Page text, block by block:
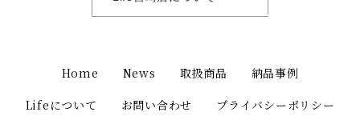
Home News 取扱商品
納品事例
Lifeについて
お問い合わせ プライバシーポリシー